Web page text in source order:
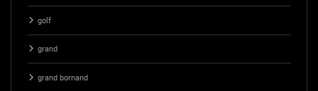
golf
grand
grand bornand